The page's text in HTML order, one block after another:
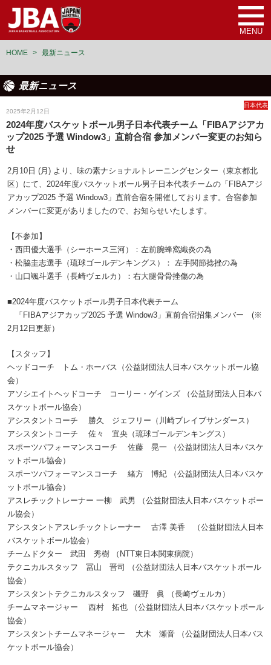
MENU
HOME > 最新ニュース
最新ニュース
2025年2月12日
日本代表
2024年度バスケットボール男子日本代表チーム「FIBAアジアカ
ップ2025 予選 Window3」直前合宿 参加メンバー変更のお知ら
せ
2月10日 (月) より、味の素ナショナルトレーニングセンター（東京都北
区）にて、2024年度バスケットボール男子日本代表チームの「FIBAアジ
アカップ2025 予選 Window3」直前合宿を開催しております。合宿参加
メンバーに変更がありましたので、お知らせいたします。
【不参加】
・西田優大選手（シーホース三河）：左前腕蜂窩織炎の為
・松脇圭志選手（琉球ゴールデンキングス）： 左手関節捻挫の為
・山口颯斗選手（長崎ヴェルカ）：右大腿骨骨挫傷の為
■2024年度バスケットボール男子日本代表チーム
「FIBAアジアカップ2025 予選 Window3」直前合宿招集メンバー (※
2月12日更新）
【スタッフ】
ヘッドコーチ トム・ホーバス（公益財団法人日本バスケットボール協
会）
アソシエイトヘッドコーチ コーリー・ゲインズ （公益財団法人日本バ
スケットボール協会）
アシスタントコーチ 勝久 ジェフリー（川崎ブレイブサンダース）
アシスタントコーチ 佐々 宜央（琉球ゴールデンキングス）
スポーツパフォーマンスコーチ 佐藤 晃一 （公益財団法人日本バスケ
ットボール協会）
スポーツパフォーマンスコーチ 緒方 博紀 （公益財団法人日本バスケ
ットボール協会）
アスレチックトレーナー 一柳 武男 （公益財団法人日本バスケットボー
ル協会）
アシスタントアスレチックトレーナー 古澤 美香 （公益財団法人日本
バスケットボール協会）
チームドクター 武田 秀樹 （NTT東日本関東病院）
テクニカルスタッフ 冨山 晋司 （公益財団法人日本バスケットボール
協会）
アシスタントテクニカルスタッフ 磯野 眞 （長崎ヴェルカ）
チームマネージャー 西村 拓也 （公益財団法人日本バスケットボール
協会）
アシスタントチームマネージャー 大木 瀬音 （公益財団法人日本バス
ケットボール協会）